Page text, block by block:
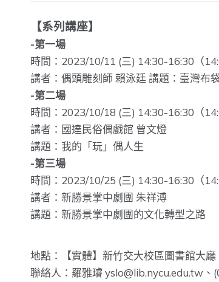
【系列講座】
-第一場
時間：2023/10/11 (三) 14:30-16:30（
講者：偶頭雕刻師 賴泳廷 講題：臺灣布
-第二場
時間：2023/10/18 (三) 14:30-16:30（
講者：國達民俗偶戲館 曾文燈
講題：我的「玩」偶人生
-第三場
時間：2023/10/25 (三) 14:30-16:30（
講者：新勝景掌中劇團 朱祥溥
講題：新勝景掌中劇團的文化轉型之路
地點：【實體】新竹交大校區圖書館大
聯絡人：羅雅璿 yslo@lib.nycu.edu.tw